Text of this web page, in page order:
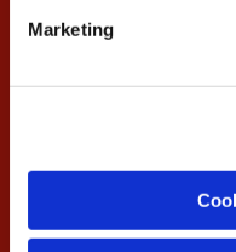
MarketingStartseite
Veranstaltungen